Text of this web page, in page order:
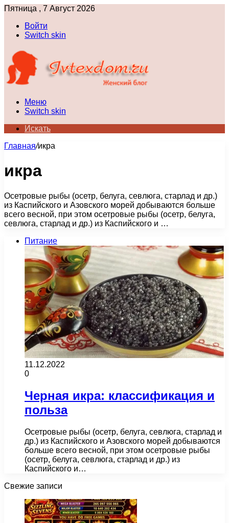
Пятница , 7 Август 2026
Войти
Switch skin
Меню
Switch skin
Искать
Главная/икра
икра
Осетровые рыбы (осетр, белуга, севлюга, старлад и др.)
из Каспийского и Азовского морей добываются больше
всего весной, при этом осетровые рыбы (осетр, белуга,
севлюга, старлад и др.) из Каспийского и …
Питание
11.12.2022
0
Черная икра: классификация и
польза
Осетровые рыбы (осетр, белуга, севлюга, старлад и
др.) из Каспийского и Азовского морей добываются
больше всего весной, при этом осетровые рыбы
(осетр, белуга, севлюга, старлад и др.) из
Каспийского и…
Свежие записи